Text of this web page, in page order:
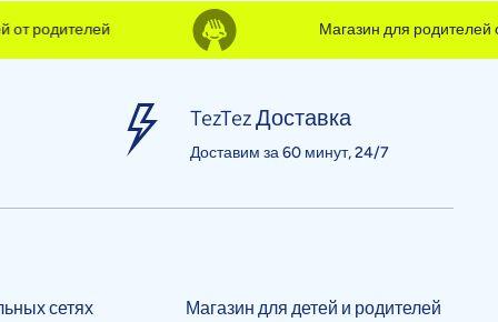
родителей Магазин для родителей от
TezTez Доставка
Доставим за 60 минут, 24/7
сетях Магазин для детей и родителей